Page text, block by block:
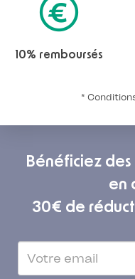
10% remboursés
*
Bénéficiez
en
30€ de